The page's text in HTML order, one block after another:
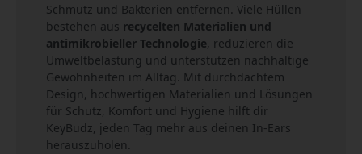
Schmutz und Bakterien entfernen. Viele Hüllen
bestehen aus recycelten Materialien und
antimikrobieller Technologie, reduzieren die
Umweltbelastung und unterstützen nachhaltige
Gewohnheiten im Alltag. Mit durchdachtem
Design, hochwertigen Materialien und Lösungen
für Schutz, Komfort und Hygiene hilft dir
KeyBudz, jeden Tag mehr aus deinen In-Ears
herauszuholen.